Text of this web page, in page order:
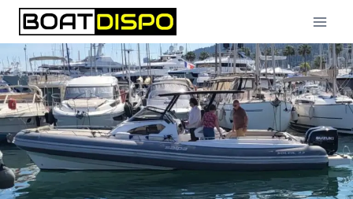
Aller
contenu